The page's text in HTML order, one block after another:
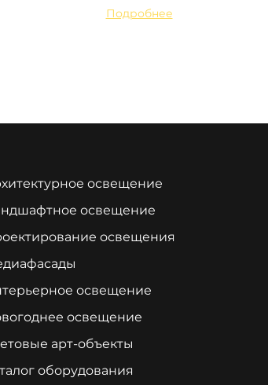
Подробнее
освещение
освещение
освещения
освещение
освещение
арт-объекты
оборудования